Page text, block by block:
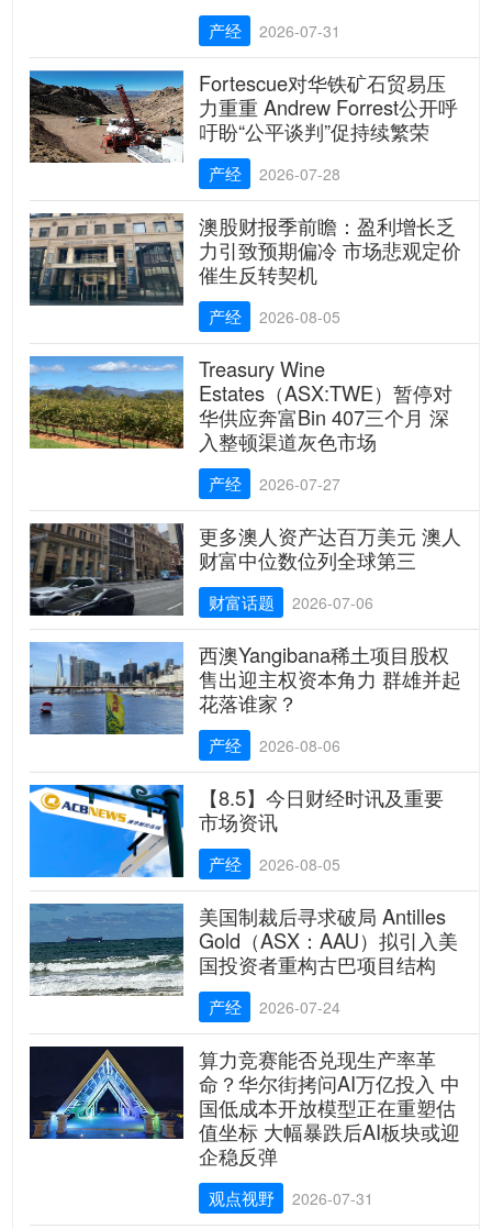
产经 2026-07-31
Fortescue对华铁矿石贸易压
力重重 Andrew Forrest公开呼
吁盼“公平谈判”促持续繁荣
产经 2026-07-28
澳股财报季前瞻：盈利增长乏
力引致预期偏冷 市场悲观定价
催生反转契机
产经 2026-08-05
Treasury Wine
Estates（ASX:TWE）暂停对
华供应奔富Bin 407三个月 深
入整顿渠道灰色市场
产经 2026-07-27
更多澳人资产达百万美元 澳人
财富中位数位列全球第三
财富话题 2026-07-06
西澳Yangibana稀土项目股权
售出迎主权资本角力 群雄并起
花落谁家？
产经 2026-08-06
【8.5】今日财经时讯及重要
市场资讯
产经 2026-08-05
美国制裁后寻求破局 Antilles
Gold（ASX：AAU）拟引入美
国投资者重构古巴项目结构
产经 2026-07-24
算力竞赛能否兑现生产率革
命？华尔街拷问AI万亿投入 中
国低成本开放模型正在重塑估
值坐标 大幅暴跌后AI板块或迎
企稳反弹
观点视野 2026-07-31